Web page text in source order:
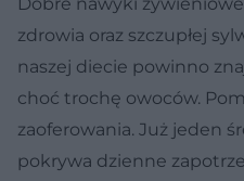
zdrowia oraz szczupłej
naszej diecie powinno
choć trochę owoców.
zaoferowania. Już jeden
pokrywa dzienne